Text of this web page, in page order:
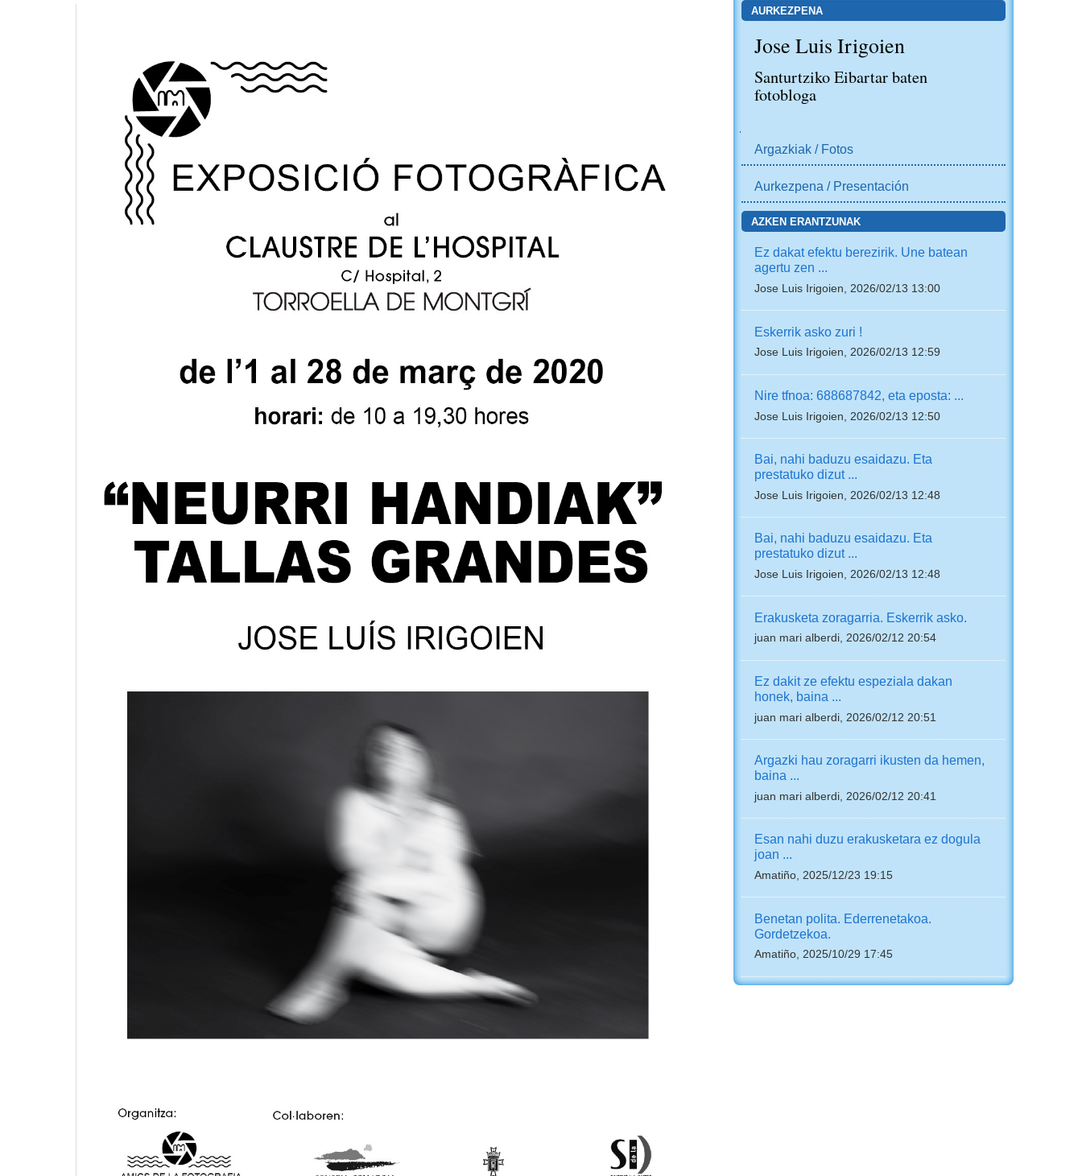
AURKEZPENA
Jose Luis Irigoien
Santurtziko Eibartar baten
fotobloga
Argazkiak / Fotos
Aurkezpena / Presentación
AZKEN ERANTZUNAK
Ez dakat efektu berezirik. Une batean
agertu zen ...
Jose Luis Irigoien, 2026/02/13 13:00
Eskerrik asko zuri !
Jose Luis Irigoien, 2026/02/13 12:59
Nire tfnoa: 688687842, eta eposta: ...
Jose Luis Irigoien, 2026/02/13 12:50
Bai, nahi baduzu esaidazu. Eta
prestatuko dizut ...
Jose Luis Irigoien, 2026/02/13 12:48
Bai, nahi baduzu esaidazu. Eta
prestatuko dizut ...
Jose Luis Irigoien, 2026/02/13 12:48
Erakusketa zoragarria. Eskerrik asko.
juan mari alberdi, 2026/02/12 20:54
Ez dakit ze efektu espeziala dakan
honek, baina ...
juan mari alberdi, 2026/02/12 20:51
Argazki hau zoragarri ikusten da hemen,
baina ...
juan mari alberdi, 2026/02/12 20:41
Esan nahi duzu erakusketara ez dogula
joan ...
Amatiño, 2025/12/23 19:15
Benetan polita. Ederrenetakoa.
Gordetzekoa.
Amatiño, 2025/10/29 17:45